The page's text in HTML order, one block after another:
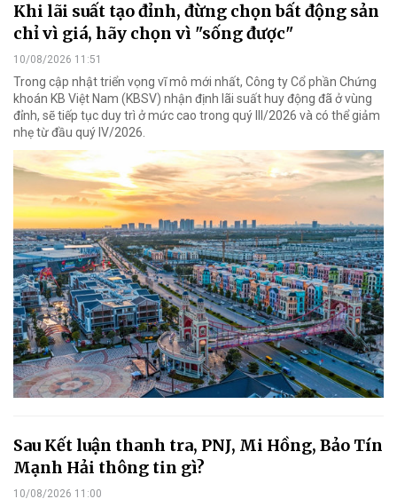
Khi lãi suất tạo đỉnh, đừng chọn bất động sản
chỉ vì giá, hãy chọn vì "sống được"
10/08/2026 11:51
Trong cập nhật triển vọng vĩ mô mới nhất, Công ty Cổ phần Chứng
khoán KB Việt Nam (KBSV) nhận định lãi suất huy động đã ở vùng
đỉnh, sẽ tiếp tục duy trì ở mức cao trong quý III/2026 và có thể giảm
nhẹ từ đầu quý IV/2026.
Sau Kết luận thanh tra, PNJ, Mi Hồng, Bảo Tín
Mạnh Hải thông tin gì?
10/08/2026 11:00